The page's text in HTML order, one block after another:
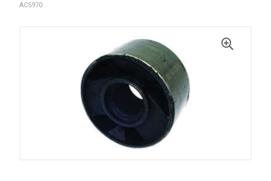
AC5970